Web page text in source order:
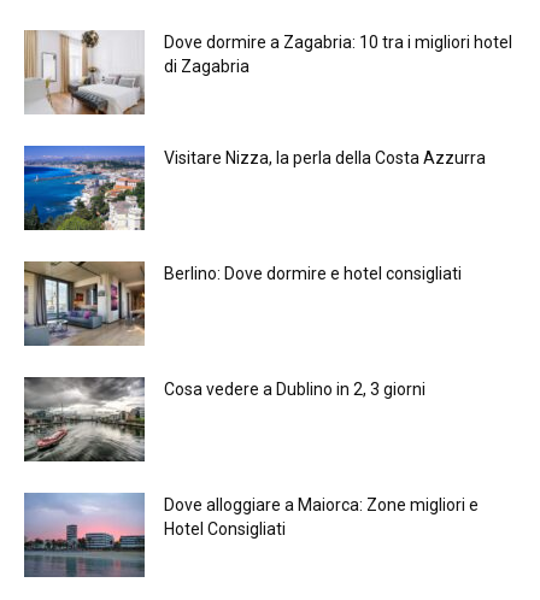
Dove dormire a Zagabria: 10 tra i migliori hotel
di Zagabria
Visitare Nizza, la perla della Costa Azzurra
Berlino: Dove dormire e hotel consigliati
Cosa vedere a Dublino in 2, 3 giorni
Dove alloggiare a Maiorca: Zone migliori e
Hotel Consigliati